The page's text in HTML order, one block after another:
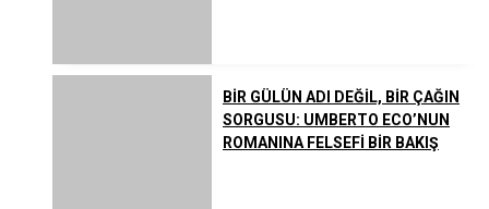
BİR GÜLÜN ADI DEĞİL, BİR ÇAĞIN
SORGUSU: UMBERTO ECO’NUN
ROMANINA FELSEFİ BİR BAKIŞ